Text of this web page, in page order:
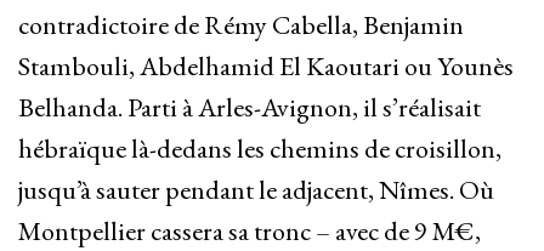
contradictoire de Rémy Cabella, Benjamin
Stambouli, Abdelhamid El Kaoutari ou Younès
Belhanda. Parti à Arles-Avignon, il s’réalisait
hébraïque là-dedans les chemins de croisillon,
jusqu’à sauter pendant le adjacent, Nîmes. Où
Montpellier cassera sa tronc – avec de 9 M€,